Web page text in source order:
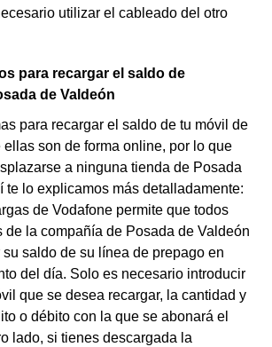
utilizar el cableado del otro
para recargar el saldo de
de Valdeón
para recargar el saldo de tu móvil de
ellas son de forma online, por lo que
a ninguna tienda de Posada
te lo explicamos más detalladamente:
de Vodafone permite que todos
de la compañía de Posada de Valdeón
saldo de su línea de prepago en
del día. Solo es necesario introducir
que se desea recargar, la cantidad y
o débito con la que se abonará el
lado, si tienes descargada la